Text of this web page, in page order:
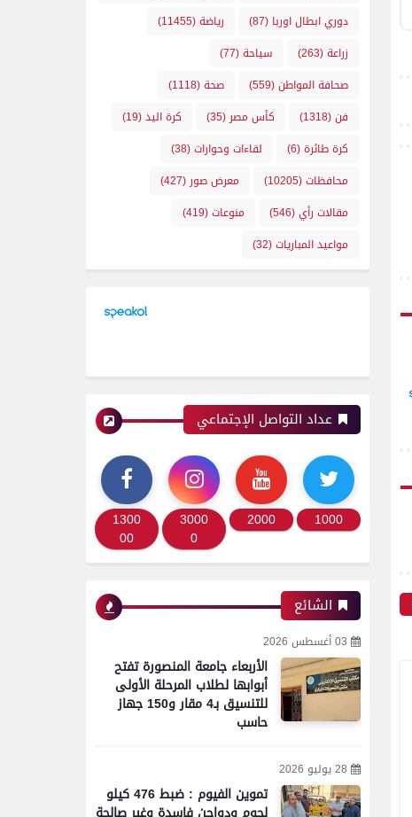
دوري ابطال اوربا (87) رياضة(11455)
زراعة(263) سياحة(77)
صحافة المواطن(559) صحة(1118)
فن(1318) كأس مصر (35) كرة اليد(19)
كرة طائرة(6) لقاءات وحوارات(38)
محافظات(10205) معرض صور (427)
مقالات رأي(546) منوعات(419)
مواعيد المباريات(32)
عداد التواصل الإجتماعي
1000
2000
3000
0
1300
00
الشائع
03 أغسطس 2026
الأربعاء جامعة المنصورة تفتح
أبوابها لطلاب المرحلة الأولى
للتنسيق بـ4 مقار و150 جهاز
حاسب
28 يوليو 2026
تموين الفيوم : ضبط 476 كيلو